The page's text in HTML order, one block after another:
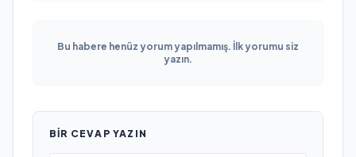
Bu habere henüz yorum yapılmamış. İlk yorumu siz
yazın.
BIR CEVAP YAZIN